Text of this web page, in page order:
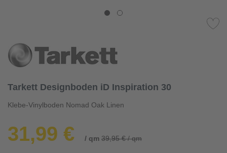
Tarkett Designboden iD Inspiration 30
Klebe-Vinylboden Nomad Oak Linen
31,99 € / qm 39,95 € / qm